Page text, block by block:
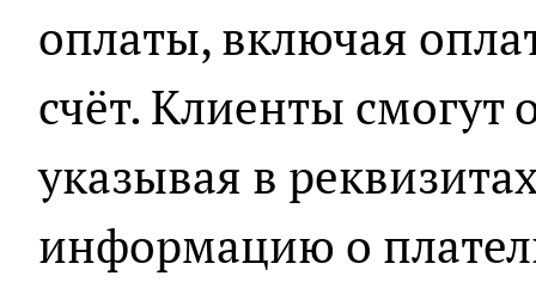
оплаты, включая
счёт. Клиенты смогут
указывая в
информацию о